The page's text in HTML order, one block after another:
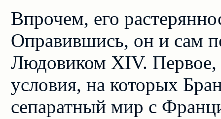
Впрочем, его
Оправившись, он и сам
Людовиком XIV. Первое,
условия, на которых
сепаратный мир с